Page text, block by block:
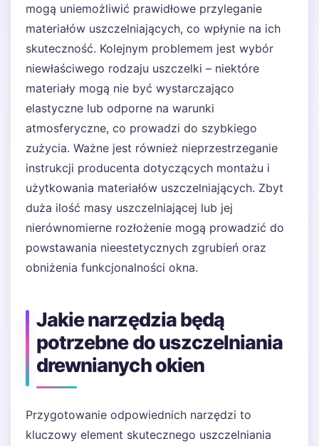
mogą uniemożliwić prawidłowe przyleganie
materiałów uszczelniających, co wpłynie na ich
skuteczność. Kolejnym problemem jest wybór
niewłaściwego rodzaju uszczelki – niektóre
materiały mogą nie być wystarczająco
elastyczne lub odporne na warunki
atmosferyczne, co prowadzi do szybkiego
zużycia. Ważne jest również nieprzestrzeganie
instrukcji producenta dotyczących montażu i
użytkowania materiałów uszczelniających. Zbyt
duża ilość masy uszczelniającej lub jej
nierównomierne rozłożenie mogą prowadzić do
powstawania nieestetycznych zgrubień oraz
obniżenia funkcjonalności okna.
Jakie narzędzia będą
potrzebne do uszczelniania
drewnianych okien
Przygotowanie odpowiednich narzędzi to
kluczowy element skutecznego uszczelniania